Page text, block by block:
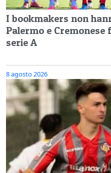
I bookmakers non
Palermo e
serie A
8 agosto 2026